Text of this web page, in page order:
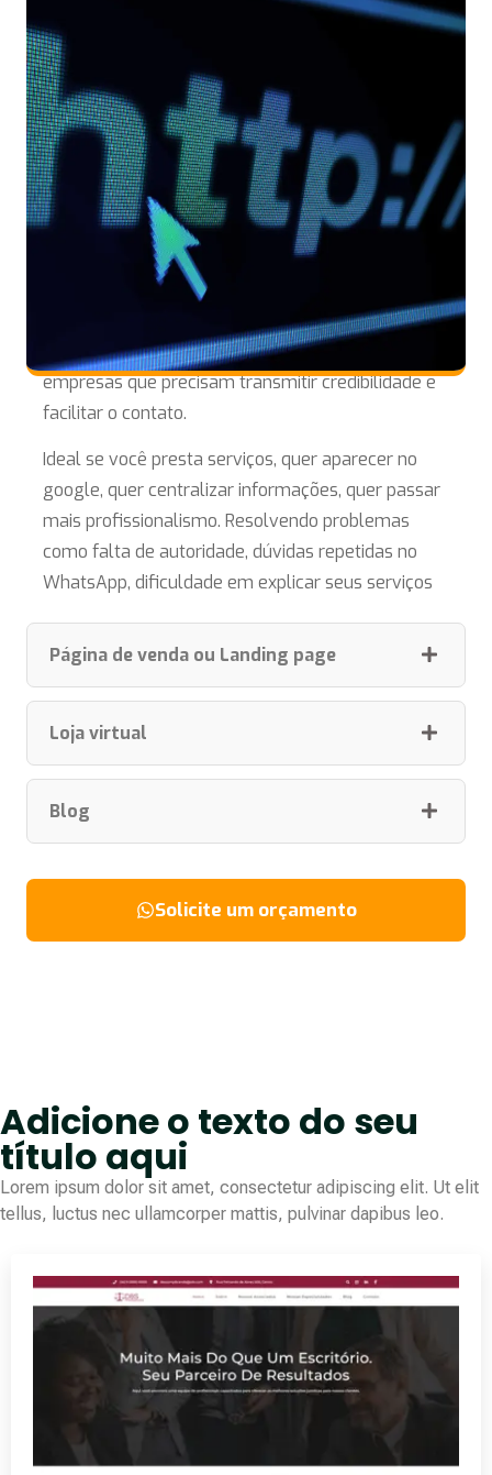
Você não precisa de um site, você precisa da estrutura
certa para o seu momento de negócio porque quem, quem
vende serviço precisa de estratégia diferente de quem
vende produto, quem faz lançamento precisa de página
diferente de quem quer autoridade.
Serviços oferecidos:
Site institucional
Indicado para empreendedores, consultores e
empresas que precisam transmitir credibilidade e
facilitar o contato.
Ideal se você presta serviços, quer aparecer no
google, quer centralizar informações, quer passar
mais profissionalismo. Resolvendo problemas
como falta de autoridade, dúvidas repetidas no
WhatsApp, dificuldade em explicar seus serviços
Página de venda ou Landing page
Loja virtual
Blog
Solicite um orçamento
Adicione o texto do seu
título aqui
Lorem ipsum dolor sit amet, consectetur adipiscing elit. Ut elit
tellus, luctus nec ullamcorper mattis, pulvinar dapibus leo.